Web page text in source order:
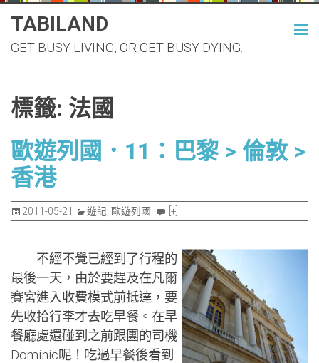
content
TABILAND
GET BUSY LIVING, OR GET BUSY DYING.
標籤: 法國
歐遊列國．11：巴黎 > 倫敦 >
香港
2011-05-21 遊記 歐遊列國 [+]
不經不覺已經到了行程的
最後一天，由於要趕及在凡爾
賽宮進入收費模式前抵達，要
先收拾行李才去吃早餐。在早
餐廳處還碰到之前跟團的司機
Dominic呢！吃過早餐後看到